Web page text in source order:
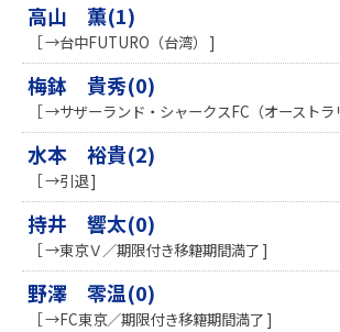
高山 薫(1)
［ →台中FUTURO（台湾） ]
梅鉢 貴秀(0)
［ →サザーランド・シャークスFC（オーストラ
水本 裕貴(2)
［ →引退 ]
持井 響太(0)
［ →東京Ｖ／期限付き移籍期間満了 ]
野澤 零温(0)
［ →FC東京／期限付き移籍期間満了 ]